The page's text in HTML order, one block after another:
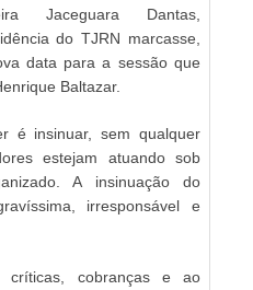
Jaceguara Dantas,
do TJRN marcasse,
data para a sessão que
Baltazar.
é insinuar, sem qualquer
estejam atuando sob
A insinuação do
irresponsável e
cobranças e ao